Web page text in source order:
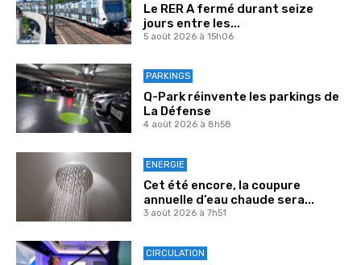
Le RER A fermé durant seize
jours entre les...
5 août 2026 à 15h06
PARKINGS
Q-Park réinvente les parkings de
La Défense
4 août 2026 à 8h58
ENERGIE
Cet été encore, la coupure
annuelle d’eau chaude sera...
3 août 2026 à 7h51
CIRCULATION